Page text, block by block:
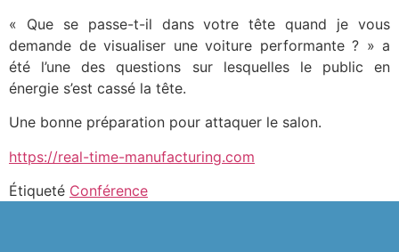
« Que se passe-t-il dans votre tête quand je vous
demande de visualiser une voiture performante ? » a
été l’une des questions sur lesquelles le public en
énergie s’est cassé la tête.
Une bonne préparation pour attaquer le salon.
https://real-time-manufacturing.com
Étiqueté Conférence